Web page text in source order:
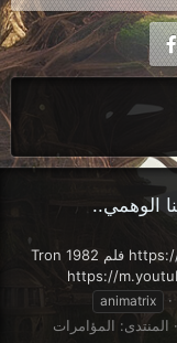
https://linktr.ee/dangothoughts#315066782 فلم 1982 Tron
animatrix
المنتدى: المؤامرات